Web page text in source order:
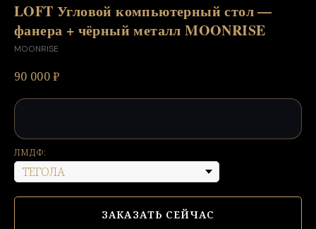
LOFT Угловой компьютерный стол —
фанера + чёрный металл MOONRISE
MOONRISE
90 000₽
ЛМДФ:
ЗАКАЗАТЬ СЕЙЧАС